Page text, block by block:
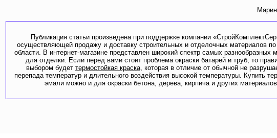
Публикация статьи произведена при поддержке компании
осуществляющей продажу и доставку строительных и отделочных материалов
области. В интернет-магазине представлен широкий спектр самых разнообразных
для отделки. Если перед вами стоит проблема окраски батарей и труб, то
выбором будет термостойкая краска, которая в отличие от обычной не
перепада температур и длительного воздействия высокой температуры. Купить
эмали можно и для окраски бетона, дерева, кирпича и других материалов.